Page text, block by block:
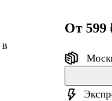
от 599